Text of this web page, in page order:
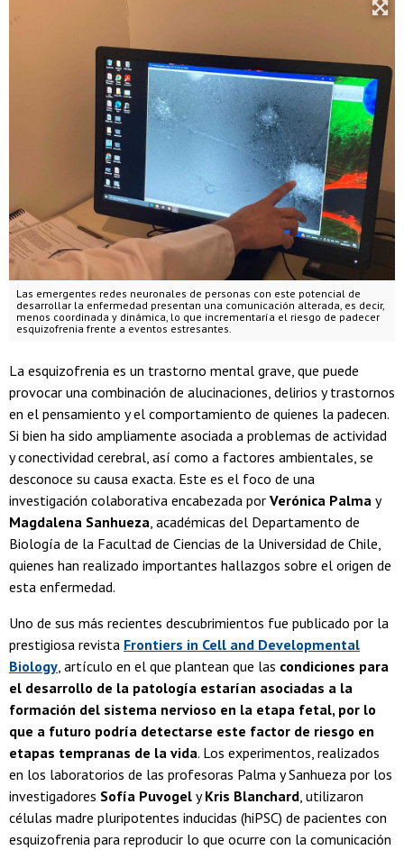
Las emergentes redes neuronales de personas con este potencial de
desarrollar la enfermedad presentan una comunicación alterada, es decir,
menos coordinada y dinámica, lo que incrementaría el riesgo de padecer
esquizofrenia frente a eventos estresantes.
La esquizofrenia es un trastorno mental grave, que puede
provocar una combinación de alucinaciones, delirios y trastornos
en el pensamiento y el comportamiento de quienes la padecen.
Si bien ha sido ampliamente asociada a problemas de actividad
y conectividad cerebral, así como a factores ambientales, se
desconoce su causa exacta. Este es el foco de una
investigación colaborativa encabezada por Verónica Palma y
Magdalena Sanhueza, académicas del Departamento de
Biología de la Facultad de Ciencias de la Universidad de Chile,
quienes han realizado importantes hallazgos sobre el origen de
esta enfermedad.
Uno de sus más recientes descubrimientos fue publicado por la
prestigiosa revista Frontiers in Cell and Developmental
Biology, artículo en el que plantean que las condiciones para
el desarrollo de la patología estarían asociadas a la
formación del sistema nervioso en la etapa fetal, por lo
que a futuro podría detectarse este factor de riesgo en
etapas tempranas de la vida. Los experimentos, realizados
en los laboratorios de las profesoras Palma y Sanhueza por los
investigadores Sofía Puvogel yKris Blanchard, utilizaron
células madre pluripotentes inducidas (hiPSC) de pacientes con
esquizofrenia para reproducir lo que ocurre con la comunicación